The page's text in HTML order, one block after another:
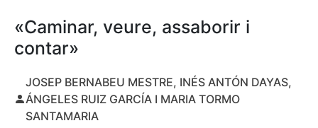
«Caminar, veure, assaborir i
contar»
JOSEP BERNABEU MESTRE, INÉS ANTÓN DAYAS,
ÁNGELES RUIZ GARCÍA I MARIA TORMO
SANTAMARIA